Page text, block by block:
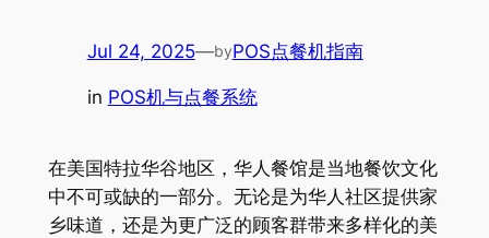
Jul 24, 2025—byPOS点餐机指南
in POS机与点餐系统
在美国特拉华谷地区，华人餐馆是当地餐饮文化
中不可或缺的一部分。无论是为华人社区提供家
乡味道，还是为更广泛的顾客群带来多样化的美